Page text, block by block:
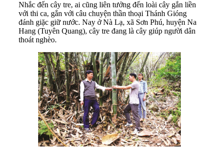
Nhắc đến cây tre, ai cũng liên tưởng đến loài cây gắn liền
với thi ca, gắn với câu chuyện thần thoại Thánh Gióng
đánh giặc giữ nước. Nay ở Nà Lạ, xã Sơn Phú, huyện Na
Hang (Tuyên Quang), cây tre đang là cây giúp người dân
thoát nghèo.